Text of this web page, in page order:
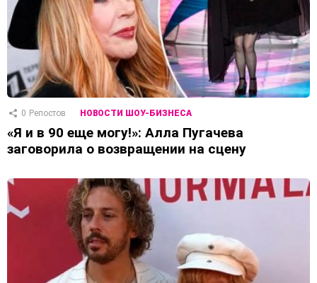
0 Репостов НОВОСТИ ШОУ-БИЗНЕСА
«Я и в 90 еще могу!»: Алла Пугачева
заговорила о возвращении на сцену